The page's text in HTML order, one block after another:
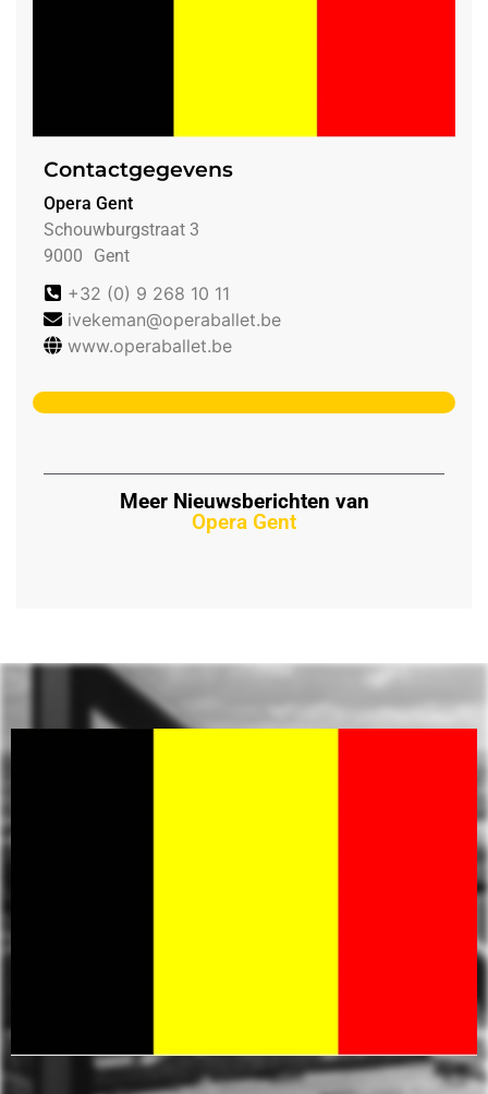
Contactgegevens
Opera Gent
Schouwburgstraat 3
9000
Gent
+32 (0) 9 268 10 11
ivekeman@operaballet.be
www.operaballet.be
Meer Nieuwsberichten van
Opera Gent